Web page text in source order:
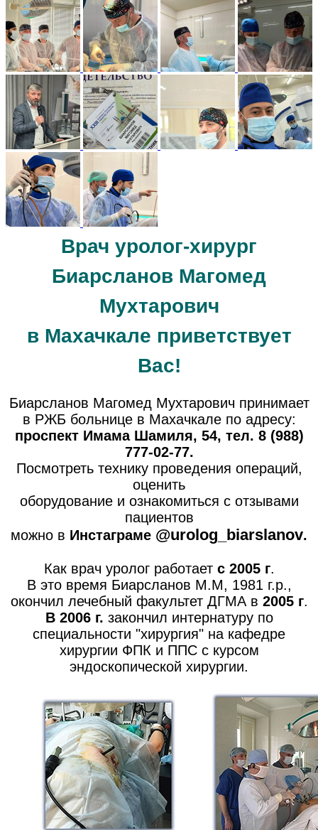
Врач уролог-хирург
Биарсланов Магомед
Мухтарович
в Махачкале приветствует
Вас!
Биарсланов Магомед Мухтарович принимает
в РЖБ больнице в Махачкале по адресу:
проспект Имама Шамиля, 54, тел. 8 (988)
777-02-77.
Посмотреть технику проведения операций,
оценить
оборудование и ознакомиться с отзывами
пациентов
можно в Инстаграме @urolog_biarslanov.
Как врач уролог работает с 2005 г.
В это время Биарсланов М.М, 1981 г.р.,
окончил лечебный факультет ДГМА в 2005 г.
В 2006 г. закончил интернатуру по
специальности "хирургия" на кафедре
хирургии ФПК и ППС с курсом
эндоскопической хирургии.